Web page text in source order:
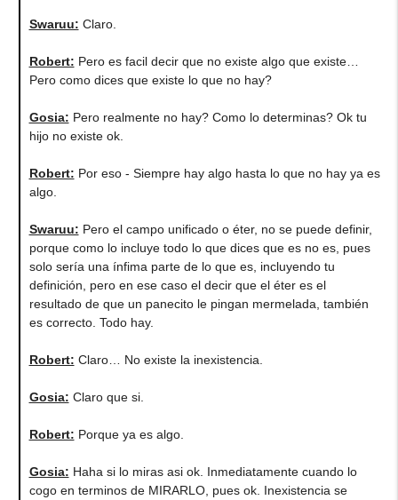
Swaruu: Claro.
Robert: Pero es facil decir que no existe algo que existe…
Pero como dices que existe lo que no hay?
Gosia: Pero realmente no hay? Como lo determinas? Ok tu
hijo no existe ok.
Robert: Por eso - Siempre hay algo hasta lo que no hay ya es
algo.
Swaruu: Pero el campo unificado o éter, no se puede definir,
porque como lo incluye todo lo que dices que es no es, pues
solo sería una ínfima parte de lo que es, incluyendo tu
definición, pero en ese caso el decir que el éter es el
resultado de que un panecito le pingan mermelada, también
es correcto. Todo hay.
Robert: Claro… No existe la inexistencia.
Gosia: Claro que si.
Robert: Porque ya es algo.
Gosia: Haha si lo miras asi ok. Inmediatamente cuando lo
cogo en terminos de MIRARLO, pues ok. Inexistencia se